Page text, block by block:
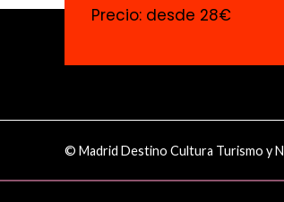
Precio: desde 28€
© Madrid Destino Cultura Turismo y